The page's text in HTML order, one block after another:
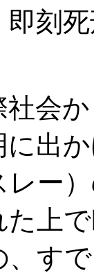
刻
会
に出
レー
上
、す